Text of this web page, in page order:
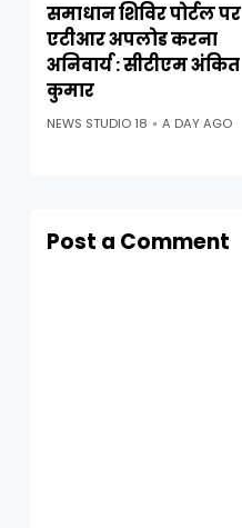
समाधान शिविर पोर्टल पर
एटीआर अपलोड करना
अनिवार्य : सीटीएम अंकित
कुमार
NEWS STUDIO 18 A DAY AGO
Post a Comment